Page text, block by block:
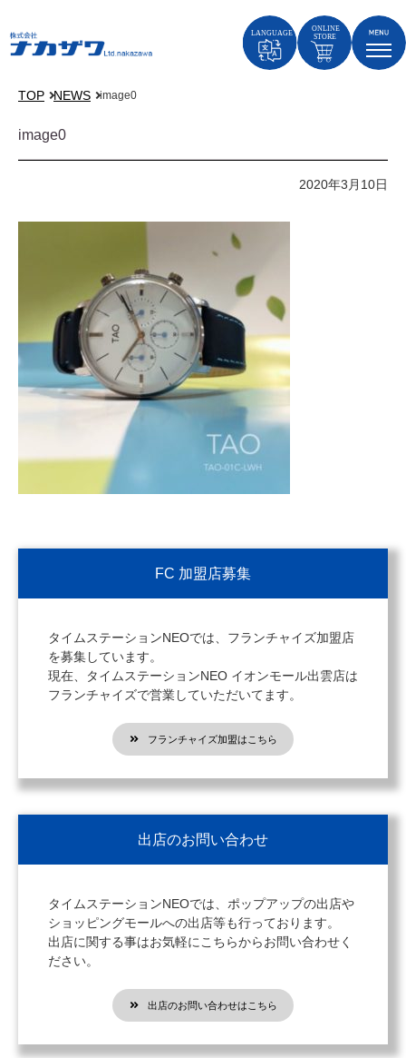
TOP NEWS image0
image0
2020年3月10日
FC 加盟店募集
タイムステーションNEOでは、フランチャイズ加盟店
を募集しています。
現在、タイムステーションNEO イオンモール出雲店は
フランチャイズで営業していただいてます。
フランチャイズ加盟はこちら
出店のお問い合わせ
タイムステーションNEOでは、ポップアップの出店や
ショッピングモールへの出店等も行っております。
出店に関する事はお気軽にこちらからお問い合わせく
ださい。
出店のお問い合わせはこちら